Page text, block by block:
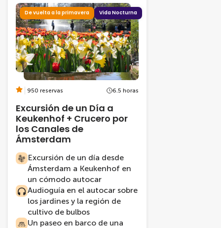
De vuelta a la primavera Vida Nocturna
950 reservas 6.5 horas
Excursión de un Día a
Keukenhof + Crucero por
los Canales de
Ámsterdam
Excursión de un día desde
Ámsterdam a Keukenhof en
un cómodo autocar
Audioguía en el autocar sobre
los jardines y la región de
cultivo de bulbos
Un paseo en barco de una